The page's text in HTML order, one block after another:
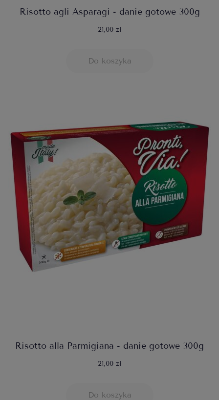
Risotto agli Asparagi - danie gotowe 300g
21,00 zł
Do koszyka
Risotto alla Parmigiana - danie gotowe 300g
21,00 zł
Do koszyka